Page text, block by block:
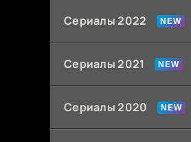
Сериалы 2022
Сериалы 2021
Сериалы 2020